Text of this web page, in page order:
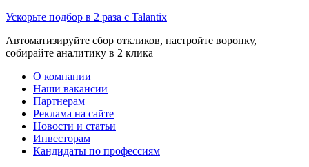
Ускорьте подбор в 2 раза с Talantix
Автоматизируйте сбор откликов, настройте воронку,
собирайте аналитику в 2 клика
О компании
Наши вакансии
Партнерам
Реклама на сайте
Новости и статьи
Инвесторам
Кандидаты по профессиям